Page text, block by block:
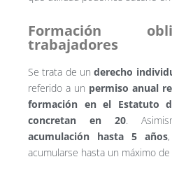
Formación
trabajadores
Se trata de underecho
referido a un permiso anual
formación en el Estatuto
concretan en 20.
acumulación hasta 5 años
acumularse hasta un máximo